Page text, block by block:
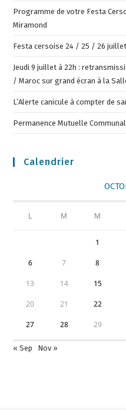
Programme de votre Festa
Miramond
Festa cersoise 24 / 25 / 26
Jeudi 9 juillet à 22h :
/ Maroc sur grand écran à la
L’Alerte canicule à compter de
Permanence Mutuelle
Calendrier
L M M
1
6 7 8
13 14 15
20 21 22
27 28 29
« Sep Nov »